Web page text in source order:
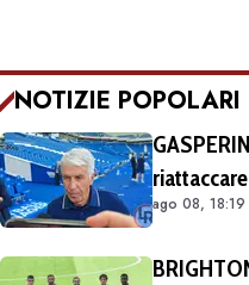
NOTIZIE POPOLARI
rivedremo
ago 08, 18:19